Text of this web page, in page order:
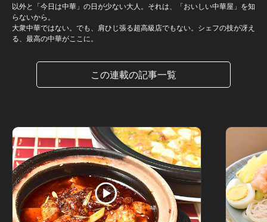
以外と「今日は中華」の日が少ない大人。それは、「おいしい中華屋」を知
らないから。
大衆中華ではない。でも、肩ひじ張る超高級店でもない。シェフの技が冴え
る、最高の中華がここに。
この連載の記事一覧